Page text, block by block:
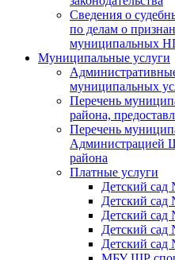
Сведения о
по делам о
муниципальных
Муниципальные услуги
муниципальных
Перечень
района,
Перечень
Администрацией
района
Платные услуги
Детский
Детский
Детский
Детский
Детский сад